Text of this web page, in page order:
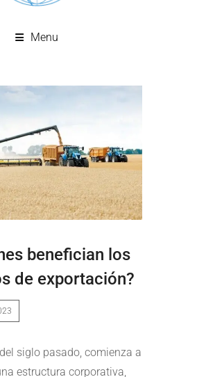
Menu
benefician los
de exportación?
siglo pasado, comienza a
estructura corporativa,